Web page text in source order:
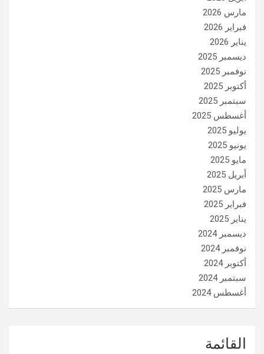
مارس 2026
فبراير 2026
يناير 2026
ديسمبر 2025
نوفمبر 2025
أكتوبر 2025
سبتمبر 2025
أغسطس 2025
يوليو 2025
يونيو 2025
مايو 2025
أبريل 2025
مارس 2025
فبراير 2025
يناير 2025
ديسمبر 2024
نوفمبر 2024
أكتوبر 2024
سبتمبر 2024
أغسطس 2024
القائمة